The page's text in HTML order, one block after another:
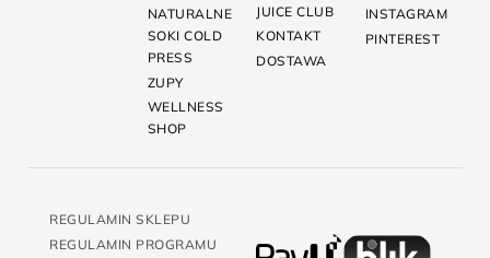
NATURALNE
SOKI COLD
PRESS
ZUPY
WELLNESS
SHOP
JUICE CLUB
KONTAKT
DOSTAWA
INSTAGRAM
PINTEREST
REGULAMIN SKLEPU
REGULAMIN PROGRAMU